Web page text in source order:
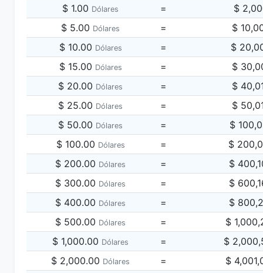
$ 1.00 Dólares = $
$ 5.00 Dólares = $
$ 10.00 Dólares = $
$ 15.00 Dólares = $
$ 20.00 Dólares = $
$ 25.00 Dólares = $
$ 50.00 Dólares = $
$ 100.00 Dólares = $
$ 200.00 Dólares = $
$ 300.00 Dólares = $
$ 400.00 Dólares = $
$ 500.00 Dólares = $
$ 1,000.00 Dólares = $
$ 2,000.00 Dólares = $